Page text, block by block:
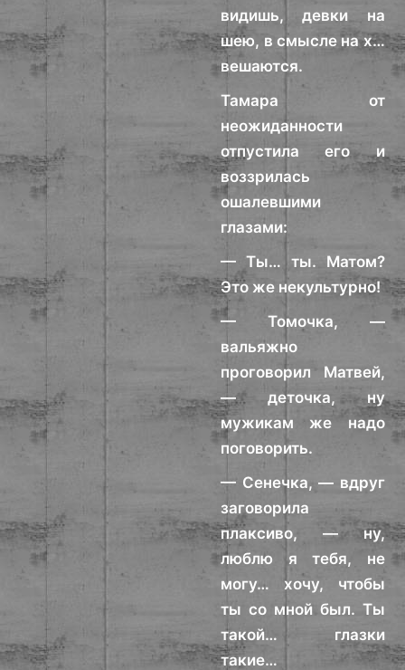
видишь, девки на
шею, в смысле на х…
вешаются.
Тамара от
неожиданности
отпустила его и
воззрилась
ошалевшими
глазами:
— Ты… ты. Матом?
Это же некультурно!
— Томочка, —
вальяжно
проговорил Матвей,
— деточка, ну
мужикам же надо
поговорить.
— Сенечка, — вдруг
заговорила
плаксиво, — ну,
люблю я тебя, не
могу… хочу, чтобы
ты со мной был. Ты
такой… глазки
такие…